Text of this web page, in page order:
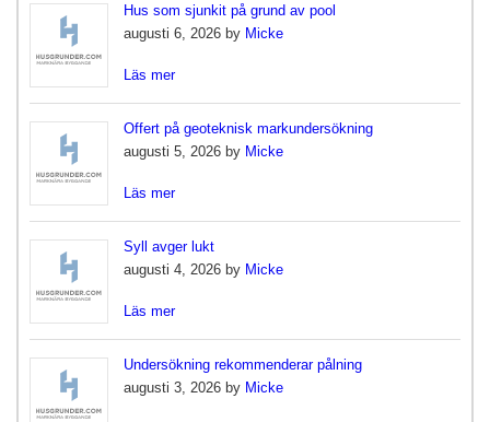
Hus som sjunkit på grund av pool
augusti 6, 2026 by Micke
Läs mer
Offert på geoteknisk markundersökning
augusti 5, 2026 by Micke
Läs mer
Syll avger lukt
augusti 4, 2026 by Micke
Läs mer
Undersökning rekommenderar pålning
augusti 3, 2026 by Micke